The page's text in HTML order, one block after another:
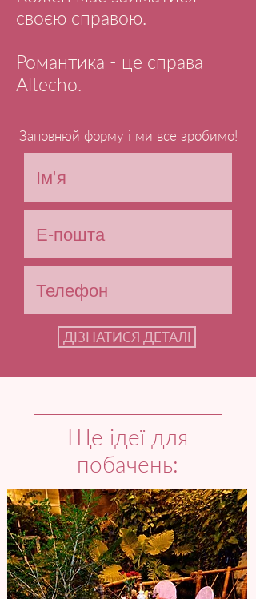
своєю справою.
Романтика - це справа
Altecho.
Заповнюй форму і ми все зробимо!
ДІЗНАТИСЯ ДЕТАЛІ
Ще ідеї для
побачень: